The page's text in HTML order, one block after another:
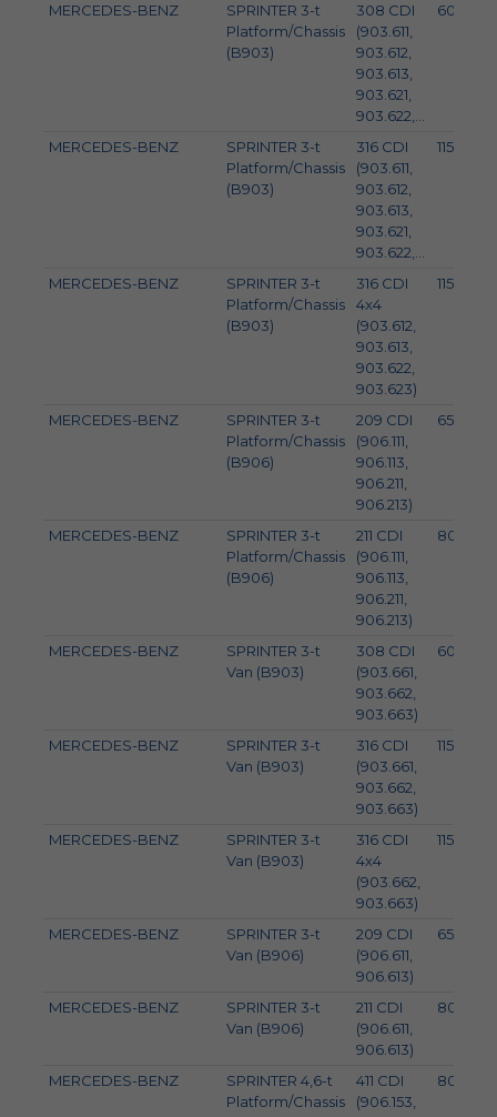
MERCEDES-BENZ
SPRINTER 3-t
Platform/Chassis
(B903)
308 CDI
(903.611,
903.612,
903.613,
903.621,
903.622,...
60
MERCEDES-BENZ
SPRINTER 3-t
Platform/Chassis
(B903)
316 CDI
(903.611,
903.612,
903.613,
903.621,
903.622,...
115
MERCEDES-BENZ
SPRINTER 3-t
Platform/Chassis
(B903)
316 CDI
4x4
(903.612,
903.613,
903.622,
903.623)
115
MERCEDES-BENZ
SPRINTER 3-t
Platform/Chassis
(B906)
209 CDI
(906.111,
906.113,
906.211,
906.213)
65
MERCEDES-BENZ
SPRINTER 3-t
Platform/Chassis
(B906)
211 CDI
(906.111,
906.113,
906.211,
906.213)
80
MERCEDES-BENZ
SPRINTER 3-t
Van (B903)
308 CDI
(903.661,
903.662,
903.663)
60
MERCEDES-BENZ
SPRINTER 3-t
Van (B903)
316 CDI
(903.661,
903.662,
903.663)
115
MERCEDES-BENZ
SPRINTER 3-t
Van (B903)
316 CDI
4x4
(903.662,
903.663)
115
MERCEDES-BENZ
SPRINTER 3-t
Van (B906)
209 CDI
(906.611,
906.613)
65
MERCEDES-BENZ
SPRINTER 3-t
Van (B906)
211 CDI
(906.611,
906.613)
80
MERCEDES-BENZ
SPRINTER 4,6-t
Platform/Chassis
411 CDI
(906.153,
80